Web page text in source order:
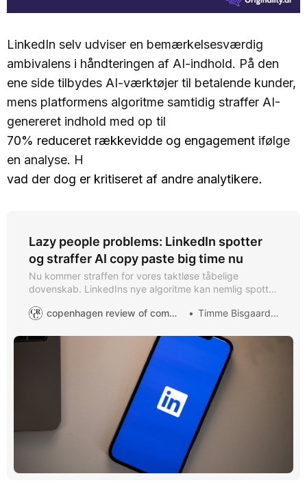
LinkedIn selv udviser en bemærkelsesværdig
ambivalens i håndteringen af AI-indhold. På den
ene side tilbydes AI-værktøjer til betalende kunder,
mens platformens algoritme samtidig straffer AI-
genereret indhold med op til
70% reduceret rækkevidde og engagement ifølge
en analyse. H
vad der dog er kritiseret af andre analytikere.
Lazy people problems: LinkedIn spotter
og straffer AI copy paste big time nu
Nu kommer straffen for vores taktløse tåbelige
dovenskab. LinkedIns nye algoritme kan nemlig spotte
engagement falder med op til 70% hvis du bruger AI til
copenhagen review of communication Timme Bisgaard Munk